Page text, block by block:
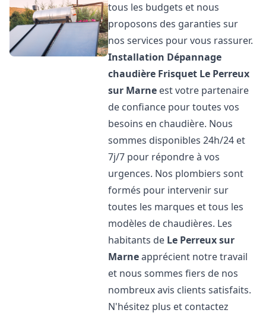
tous les budgets et nous
proposons des garanties sur
nos services pour vous rassurer.
Installation Dépannage
chaudière Frisquet Le Perreux
sur Marne est votre partenaire
de confiance pour toutes vos
besoins en chaudière. Nous
sommes disponibles 24h/24 et
7j/7 pour répondre à vos
urgences. Nos plombiers sont
formés pour intervenir sur
toutes les marques et tous les
modèles de chaudières. Les
habitants de Le Perreux sur
Marneapprécient notre travail
et nous sommes fiers de nos
nombreux avis clients satisfaits.
N'hésitez plus et contactez